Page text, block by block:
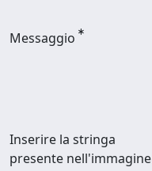
Messaggio
Inserire la stringa
presente nell'immagine